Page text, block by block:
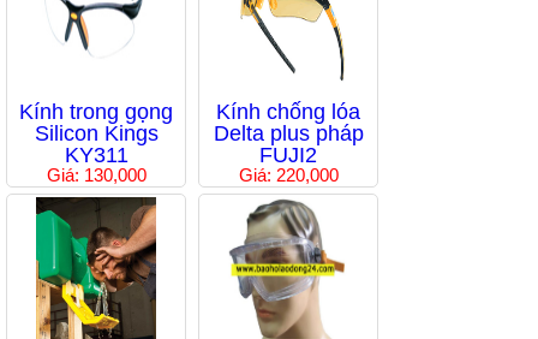
Kính trong gọng
Silicon Kings
KY311
Giá: 130,000
Kính chống lóa
Delta plus pháp
FUJI2
Giá: 220,000